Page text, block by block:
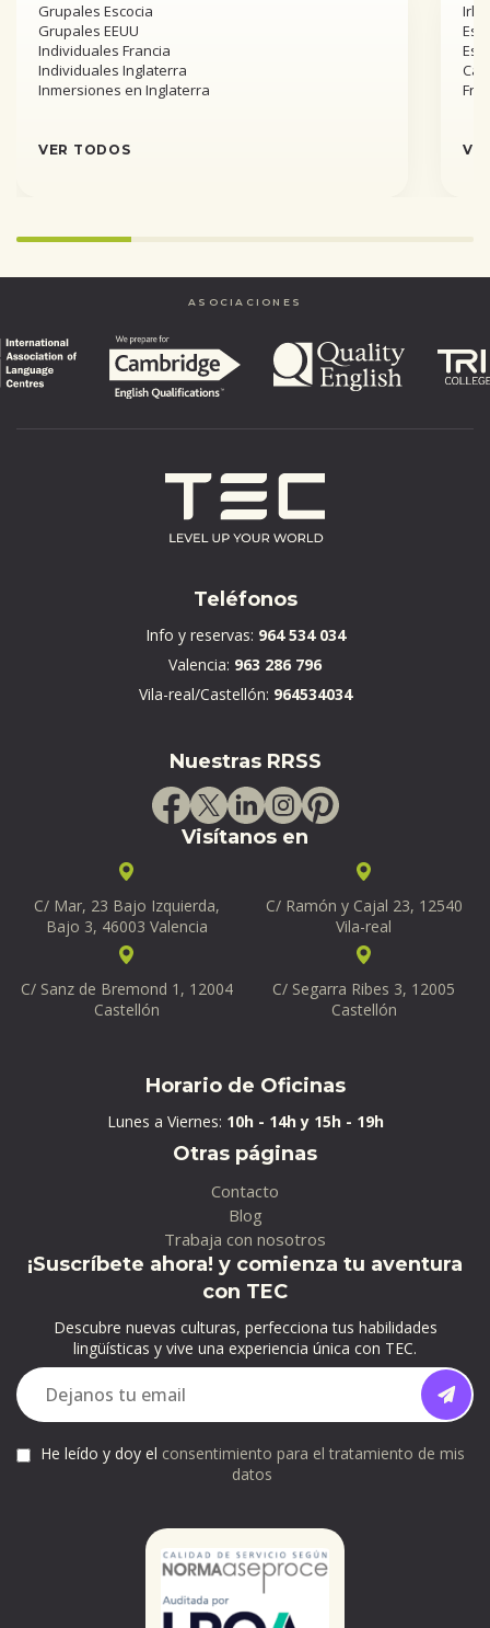
Grupales Escocia
Grupales EEUU
Individuales Francia
Individuales Inglaterra
Inmersiones en Inglaterra
VER TODOS
Infinity%
completed
ASOCIACIONES
Teléfonos
Info y reservas: 964 534 034
Valencia: 963 286 796
Vila-real/Castellón: 964534034
Nuestras RRSS
Visítanos en
C/ Mar, 23 Bajo Izquierda,
Bajo 3, 46003 Valencia
C/ Ramón y Cajal 23, 12540
Vila-real
C/ Sanz de Bremond 1, 12004
Castellón
C/ Segarra Ribes 3, 12005
Castellón
Horario de Oficinas
Lunes a Viernes: 10h - 14h y 15h - 19h
Otras páginas
Contacto
Blog
Trabaja con nosotros
¡Suscríbete ahora! y comienza tu aventura
con TEC
Descubre nuevas culturas, perfecciona tus habilidades
lingüísticas y vive una experiencia única con TEC.
He leído y doy el consentimiento para el tratamiento de mis
datos